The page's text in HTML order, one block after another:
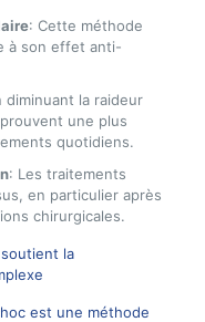
: Cette méthode
à son effet anti-
diminuant la raideur
une plus
quotidiens.
: Les traitements
en particulier après
chirurgicales.
la
est une méthode